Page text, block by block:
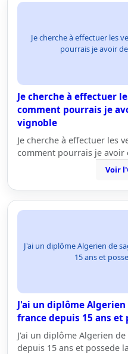
Je cherche à effectuer les
pourrais je avoir
Je cherche à effectuer
comment pourrais je
vignoble
Je cherche à effectuer les
comment pourrais je avoir
Voir
J'ai un diplôme Algerien de
15 ans et
J'ai un diplôme
france depuis 15 ans
J'ai un diplôme Algerien
depuis 15 ans et possede